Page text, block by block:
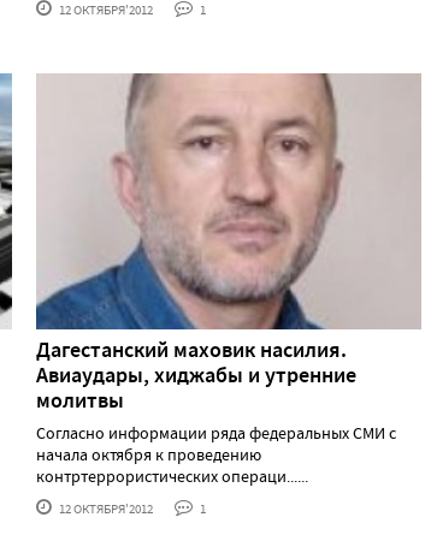
12 ОКТЯБРЯ'2012 1
Дагестанский маховик насилия.
Авиаудары, хиджабы и утренние
молитвы
Согласно информации ряда федеральных СМИ с
начала октября к проведению
контртеррористических операци......
12 ОКТЯБРЯ'2012 1